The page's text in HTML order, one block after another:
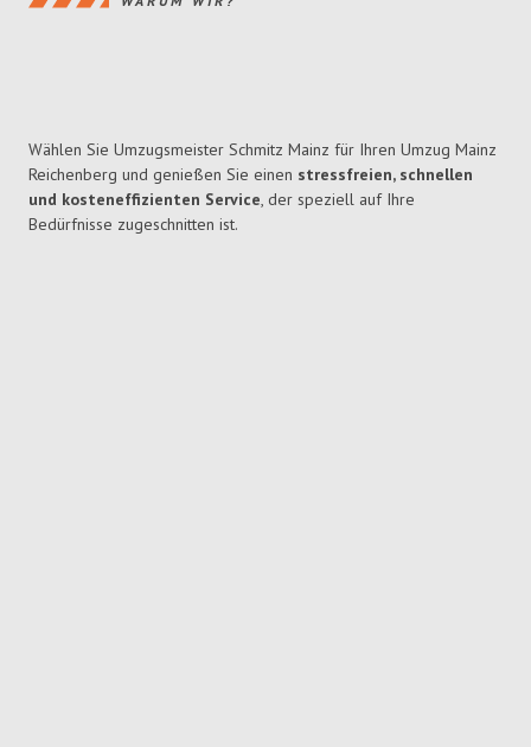
Wählen Sie Umzugsmeister Schmitz Mainz für Ihren Umzug Mainz
Reichenberg und genießen Sie einen stressfreien, schnellen
und kosteneffizienten Service, der speziell auf Ihre
Bedürfnisse zugeschnitten ist.